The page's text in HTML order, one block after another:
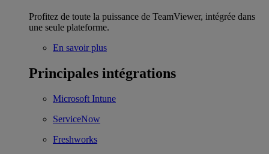
Profitez de toute la puissance de TeamViewer, intégrée dans
une seule plateforme.
En savoir plus
Principales intégrations
Microsoft Intune
ServiceNow
Freshworks